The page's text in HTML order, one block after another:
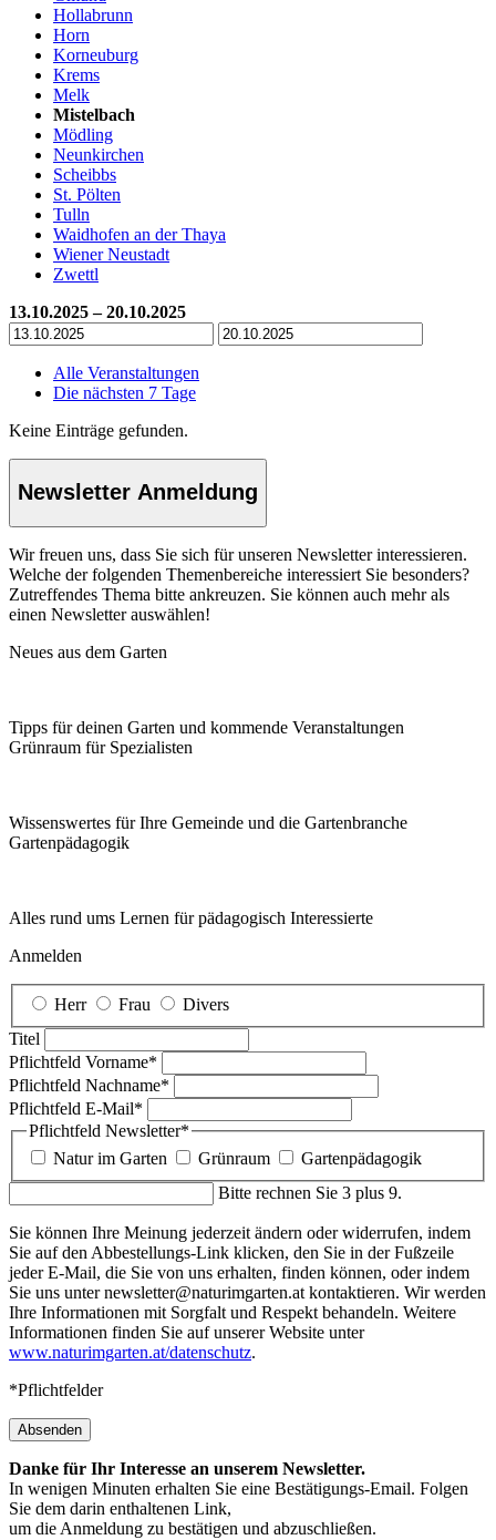
Hollabrunn
Horn
Korneuburg
Krems
Melk
Mistelbach
Mödling
Neunkirchen
Scheibbs
St. Pölten
Tulln
Waidhofen an der Thaya
Wiener Neustadt
Zwettl
13.10.2025 – 20.10.2025
Alle Veranstaltungen
Die nächsten 7 Tage
Keine Einträge gefunden.
Newsletter Anmeldung
Wir freuen uns, dass Sie sich für unseren Newsletter interessieren.
Welche der folgenden Themenbereiche interessiert Sie besonders?
Zutreffendes Thema bitte ankreuzen. Sie können auch mehr als
einen Newsletter auswählen!
Neues aus dem Garten
Tipps für deinen Garten und kommende Veranstaltungen
Grünraum für Spezialisten
Wissenswertes für Ihre Gemeinde und die Gartenbranche
Garten­pädagogik
Alles rund ums Lernen für pädagogisch Interessierte
Anmelden
Herr Frau
Divers
Titel
Pflichtfeld Vorname*
Pflichtfeld Nachname*
Pflichtfeld E-Mail*
Pflichtfeld Newsletter*
Natur im Garten
Grünraum
Gartenpädagogik
Bitte rechnen Sie 3 plus 9.
Sie können Ihre Meinung jederzeit ändern oder widerrufen, indem
Sie auf den Abbestellungs-Link klicken, den Sie in der Fußzeile
jeder E-Mail, die Sie von uns erhalten, finden können, oder indem
Sie uns unter newsletter@naturimgarten.at kontaktieren. Wir werden
Ihre Informationen mit Sorgfalt und Respekt behandeln. Weitere
Informationen finden Sie auf unserer Website unter
www.naturimgarten.at/datenschutz.
*Pflichtfelder
Absenden
Danke für Ihr Interesse an unserem Newsletter.
In wenigen Minuten erhalten Sie eine Bestätigungs-Email. Folgen
Sie dem darin enthaltenen Link,
um die Anmeldung zu bestätigen und abzuschließen.